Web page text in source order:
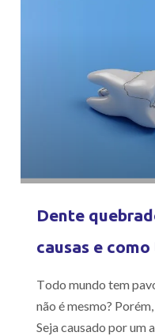
Dente
causas e
Todo mundo tem
não é mesmo?
Seja causado por um